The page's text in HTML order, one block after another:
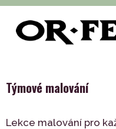
of-fea, programové centrum
Indoor > Týmové malování
Týmové malování
Lekce malování pro